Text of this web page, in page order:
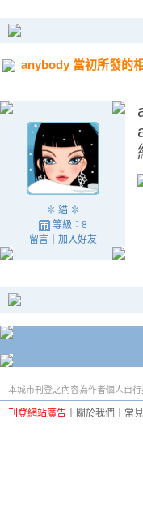
anybody 當初所發的
✽ 貓 ✽
等級：8
留言｜ 加入好友
本城市刊登之內容為作者個人自
刊登網站廣告 關於我們 常